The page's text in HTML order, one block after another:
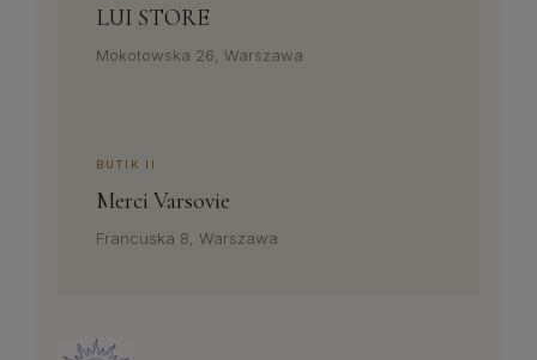
LUI STORE
Mokotowska 26, Warszawa
BUTIK II
Merci Varsovie
Francuska 8, Warszawa